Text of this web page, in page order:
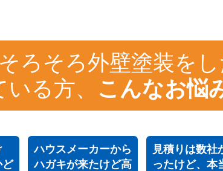
そろそろ外壁塗装をし
る方、
こんなお悩
ど
ハウスメーカーから
ハガキが来たけど高
見積りは数社
ったけど、本